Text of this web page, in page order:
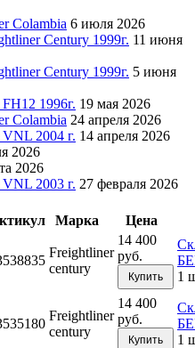
Colambia 6 июля 2026
Century 1999г. 11 июня
Century 1999г. 5 июня
1996г. 19 мая 2026
Colambia 24 апреля 2026
2004 г. 14 апреля 2026
2026
2026
2003 г. 27 февраля 2026
Марка
Цена
Freightliner
century
14 400
руб.
Купить
1
Freightliner
century
14 400
руб.
Купить
1